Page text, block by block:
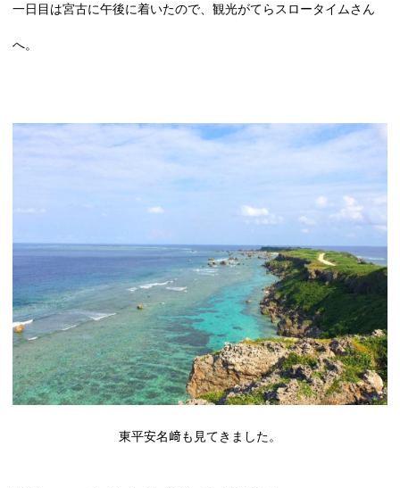
一日目は宮古に午後に着いたので、観光がてらスロータイムさん
へ。
東平安名﨑も見てきました。